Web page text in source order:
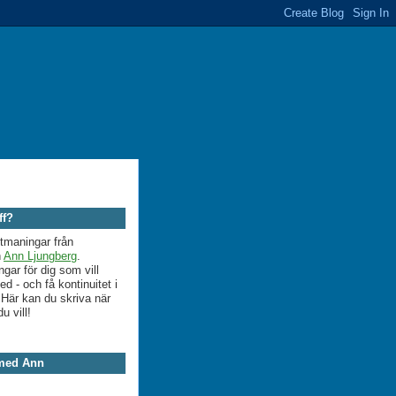
från
Ann Ljungberg
för dig som vill
- och få kontinuitet i
kan du skriva när
vill!
Ann